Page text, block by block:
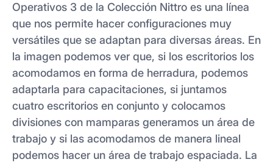
Operativos 3 de la Colección Nittro es una línea
que nos permite hacer configuraciones muy
versátiles que se adaptan para diversas áreas. En
la imagen podemos ver que, si los escritorios los
acomodamos en forma de herradura, podemos
adaptarla para capacitaciones, si juntamos
cuatro escritorios en conjunto y colocamos
divisiones con mamparas generamos un área de
trabajo y si las acomodamos de manera lineal
podemos hacer un área de trabajo espaciada. La